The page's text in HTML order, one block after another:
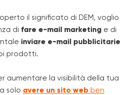
il significato di DEM, voglio
di fare e-mail marketing e di
inviare e-mail pubblicitarie
prodotti.
aumentare la visibilità della tua
solo avere un sito web ben